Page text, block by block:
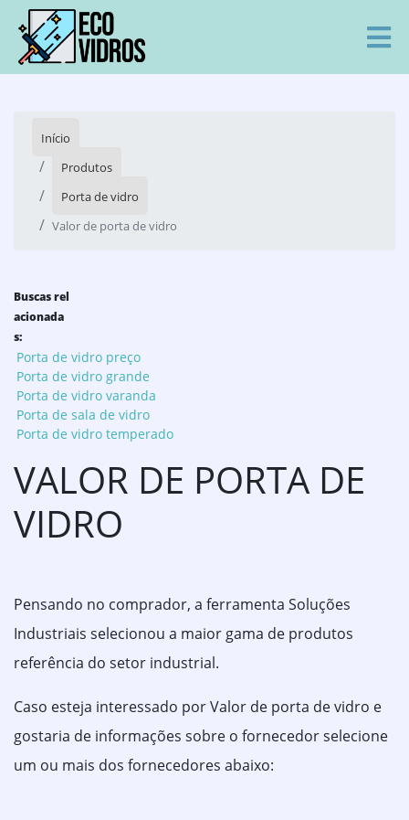
Início
Produtos
Porta de vidro
Valor de porta de vidro
Buscas rel
acionada
s:
Porta de vidro preço
Porta de vidro grande
Porta de vidro varanda
Porta de sala de vidro
Porta de vidro temperado
VALOR DE PORTA DE
VIDRO
Pensando no comprador, a ferramenta Soluções
Industriais selecionou a maior gama de produtos
referência do setor industrial.
Caso esteja interessado por Valor de porta de vidro e
gostaria de informações sobre o fornecedor selecione
um ou mais dos fornecedores abaixo: